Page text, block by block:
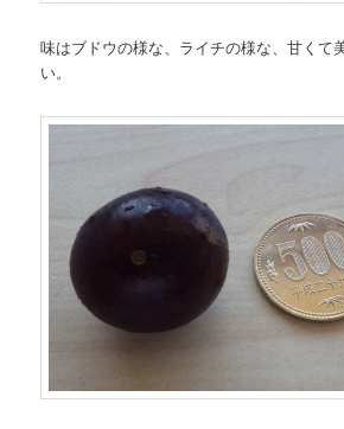
味はブドウの様な、ライチの様な、甘くて
い。